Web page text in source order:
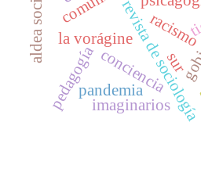
revista de
la vorágine
conciencia
racismo
pedagogíapandemia
imaginarios
sur